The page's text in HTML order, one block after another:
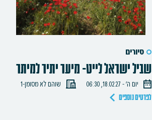
סיורים
שביל ישראל לייט- מיער יתיר למיתר
יום ה׳ - 18.02.27, 06:30 שוהם לא מסומן-1
לפרטים נוספים